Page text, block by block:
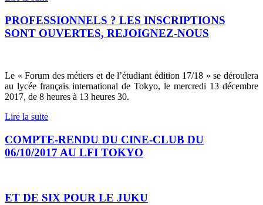
PROFESSIONNELS ? LES INSCRIPTIONS
SONT OUVERTES, REJOIGNEZ-NOUS
Le « Forum des métiers et de l’étudiant édition 17/18 » se déroulera
au lycée français international de Tokyo, le mercredi 13 décembre
2017, de 8 heures à 13 heures 30.
Lire la suite
COMPTE-RENDU DU CINE-CLUB DU
06/10/2017 AU LFI TOKYO
ET DE SIX POUR LE JUKU